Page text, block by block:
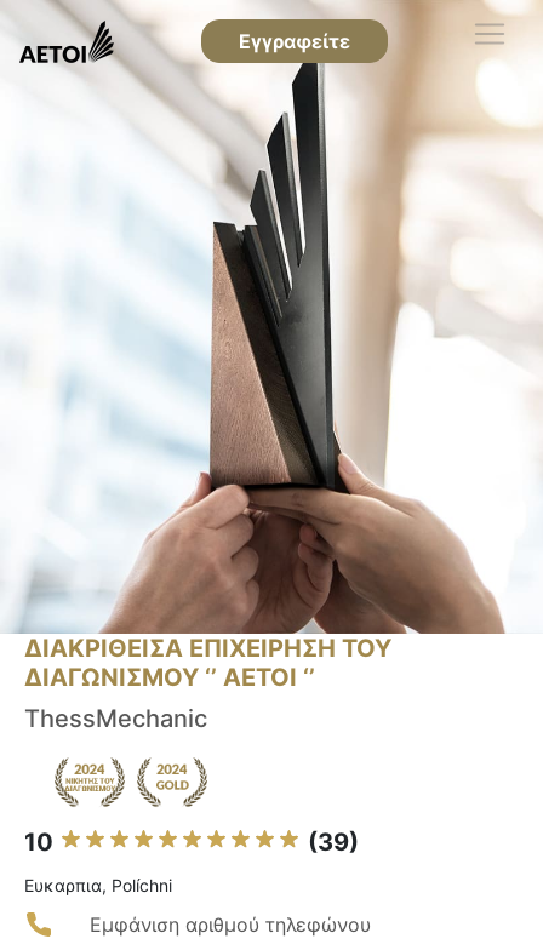
Εγγραφείτε
ΔΙΑΚΡΙΘΕΙΣΑ ΕΠΙΧΕΙΡΗΣΗ ΤΟΥ
ΔΙΑΓΩΝΙΣΜΟΥ ‘’ ΑΕΤΟΙ ‘’
ThessMechanic
10 (39)
Ευκαρπια, Políchni
Εμφάνιση αριθμού τηλεφώνου